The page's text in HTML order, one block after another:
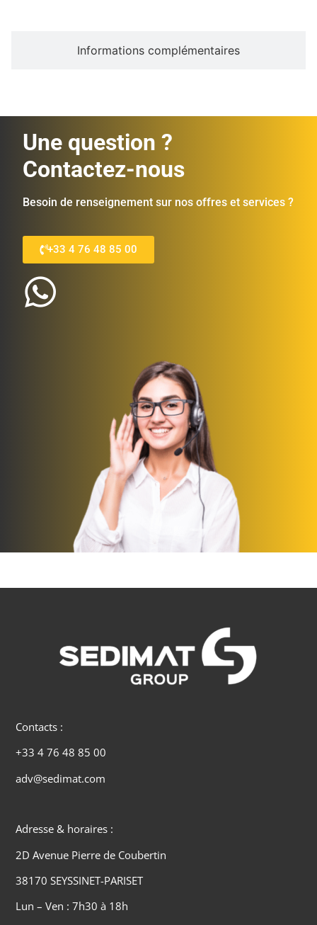
Informations complémentaires
Une question ?
Contactez-nous
Besoin de renseignement sur nos offres et services ?
+33 4 76 48 85 00
Contacts :
+33 4 76 48 85 00
adv@sedimat.com
Adresse & horaires :
2D Avenue Pierre de Coubertin
38170 SEYSSINET-PARISET
Lun – Ven : 7h30 à 18h